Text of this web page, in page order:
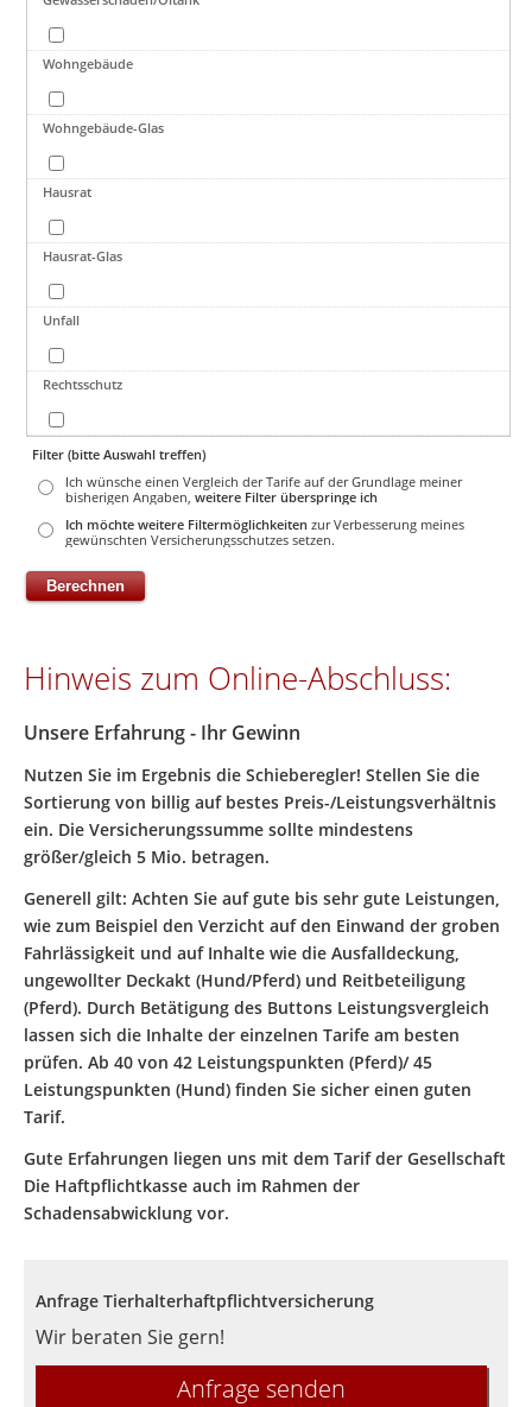
Wohngebäude
Wohngebäude-Glas
Hausrat
Hausrat-Glas
Unfall
Rechtsschutz
Filter (bitte Auswahl treffen)
Ich wünsche einen Vergleich der Tarife auf der Grundlage meiner
bisherigen Angaben, weitere Filter überspringe ich
Ich möchte weitere Filtermöglichkeiten zur Verbesserung meines
gewünschten Versicherungsschutzes setzen.
Hinweis zum Online-Abschluss:
Unsere Erfahrung - Ihr Gewinn
Nutzen Sie im Ergebnis die Schieberegler! Stellen Sie die
Sortierung von billig auf bestes Preis-/Leistungsverhältnis
ein. Die Versicherungssumme sollte mindestens
größer/gleich 5 Mio. betragen.
Generell gilt: Achten Sie auf gute bis sehr gute Leistungen,
wie zum Beispiel den Verzicht auf den Einwand der groben
Fahrlässigkeit und auf Inhalte wie die Ausfalldeckung,
ungewollter Deckakt (Hund/Pferd) und Reitbeteiligung
(Pferd). Durch Betätigung des Buttons Leistungsvergleich
lassen sich die Inhalte der einzelnen Tarife am besten
prüfen. Ab 40 von 42 Leistungspunkten (Pferd)/ 45
Leistungspunkten (Hund) finden Sie sicher einen guten
Tarif.
Gute Erfahrungen liegen uns mit dem Tarif der Gesellschaft
Die Haftpflichtkasse auch im Rahmen der
Schadensabwicklung vor.
Anfrage Tierhalterhaftpflichtversicherung
Wir beraten Sie gern!
Anfrage senden